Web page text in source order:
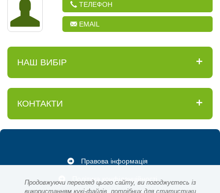
Продовжуючи перегляд цього сайту, ви погоджуєтесь із
використанням кукі-файлів, потрібних для статистики
ТЕЛЕФОН
EMAIL
НАШ ВИБІР
КОНТАКТИ
Правова інформація
Політика конфіденційності